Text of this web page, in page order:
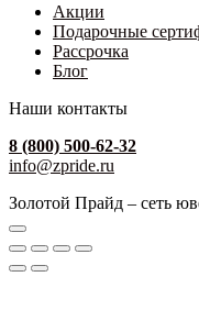
Акции
Подарочные
Рассрочка
Блог
Наши контакты
8 (800) 500-62-32
info@zpride.ru
Золотой Прайд – сеть